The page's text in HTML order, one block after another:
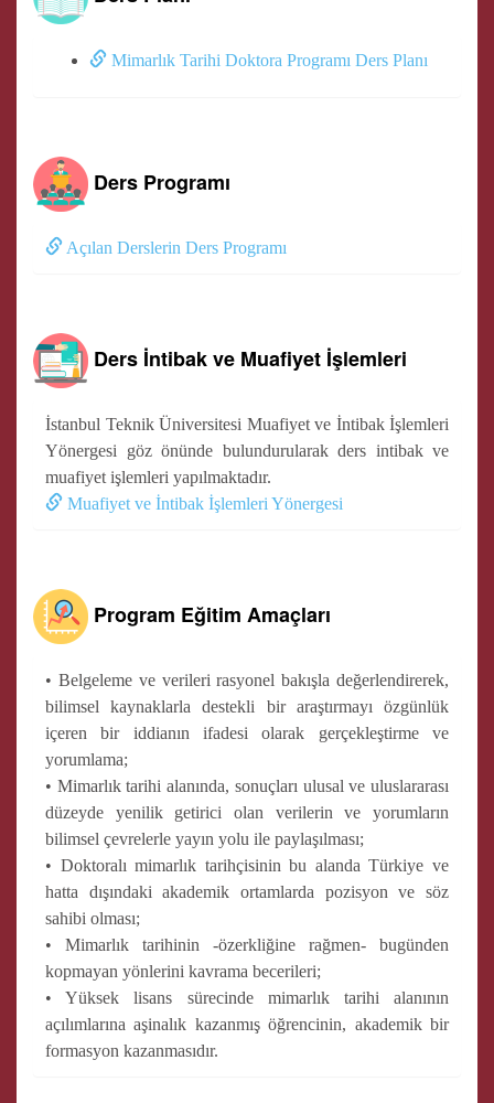
Mimarlık Tarihi Doktora Programı Ders Planı
Ders Programı
Açılan Derslerin Ders Programı
Ders İntibak ve Muafiyet İşlemleri
İstanbul Teknik Üniversitesi Muafiyet ve İntibak İşlemleri
Yönergesi göz önünde bulundurularak ders intibak ve
muafiyet işlemleri yapılmaktadır.
Muafiyet ve İntibak İşlemleri Yönergesi
Program Eğitim Amaçları
• Belgeleme ve verileri rasyonel bakışla değerlendirerek,
bilimsel kaynaklarla destekli bir araştırmayı özgünlük
içeren bir iddianın ifadesi olarak gerçekleştirme ve
yorumlama;
• Mimarlık tarihi alanında, sonuçları ulusal ve uluslararası
düzeyde yenilik getirici olan verilerin ve yorumların
bilimsel çevrelerle yayın yolu ile paylaşılması;
• Doktoralı mimarlık tarihçisinin bu alanda Türkiye ve
hatta dışındaki akademik ortamlarda pozisyon ve söz
sahibi olması;
• Mimarlık tarihinin -özerkliğine rağmen- bugünden
kopmayan yönlerini kavrama becerileri;
• Yüksek lisans sürecinde mimarlık tarihi alanının
açılımlarına aşinalık kazanmış öğrencinin, akademik bir
formasyon kazanmasıdır.